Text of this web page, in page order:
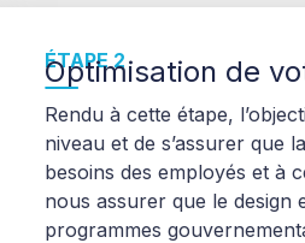
ÉTAPE 2
Optimisation de
Rendu à cette étape,
niveau et de s’assurer que
besoins des employés et à
nous assurer que le design
programmes